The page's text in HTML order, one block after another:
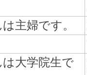
主婦です。
大学院生で